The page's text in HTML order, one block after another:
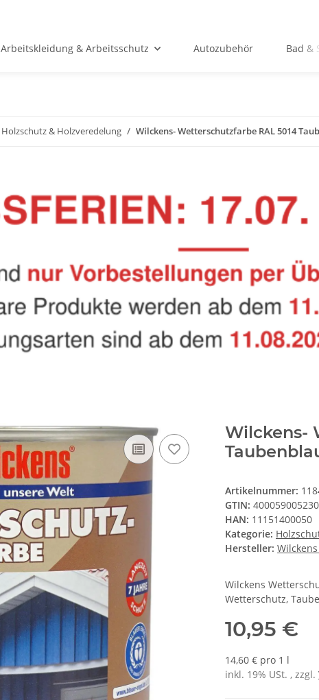
Arbeitskleidung & Arbeitsschutz Autozubehör Bad &
Holzschutz & Holzveredelung Wilckens- Wetterschutzfarbe RAL 5014
Wilckens-
Artikelnummer:
GTIN:
HAN: 11151400050
Kategorie:
Hersteller:
Wilckens
Wetterschutz,
10,95 €
14,60 € pro 1 l
inkl. 19% USt. , zzgl.